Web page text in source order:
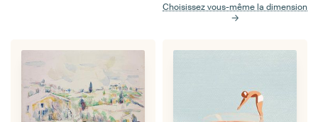
Choisissez vous-même la dimension